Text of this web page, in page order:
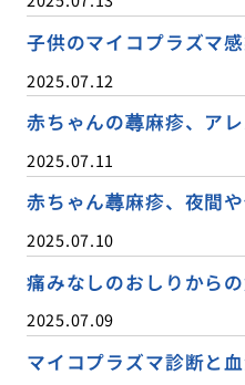
子供のマイコプラズマ
2025.07.12
赤ちゃんの蕁麻疹、ア
2025.07.11
赤ちゃん蕁麻疹、夜間
2025.07.10
痛みなしのおしりから
2025.07.09
マイコプラズマ診断と